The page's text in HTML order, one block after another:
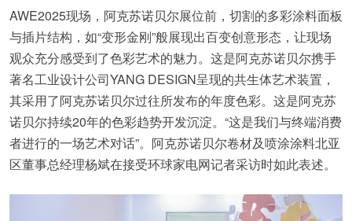
AWE2025现场，阿克苏诺贝尔展位前，切割的多彩涂料面板
与插片结构，如“变形金刚”般展现出百变创意形态，让现场
观众充分感受到了色彩艺术的魅力。这是阿克苏诺贝尔携手
著名工业设计公司YANG DESIGN呈现的共生体艺术装置，
其采用了阿克苏诺贝尔过往所发布的年度色彩。这是阿克苏
诺贝尔持续20年的色彩趋势开发沉淀。“这是我们与终端消费
者进行的一场艺术对话”。阿克苏诺贝尔卷材及喷涂涂料北亚
区董事总经理杨斌在接受环球家电网记者采访时如此表述。